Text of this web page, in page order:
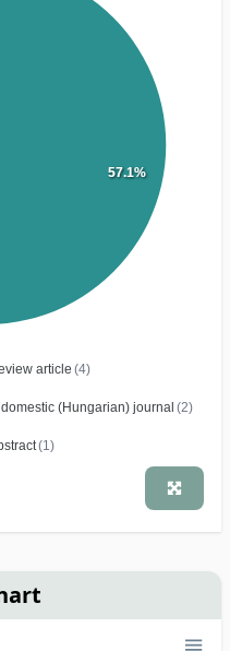
article (4)
(Hungarian) journal (2)
(1)
57.1%